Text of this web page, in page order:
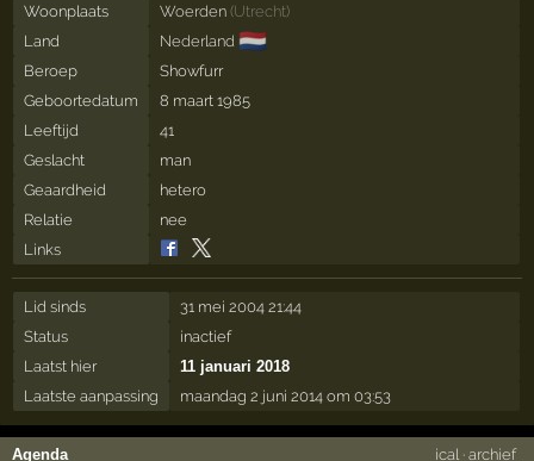
Woonplaats
Woerden (Utrecht)
Land
Nederland 🇳🇱
Beroep
Showfurr
Geboortedatum
8 maart 1985
Leeftijd
41
Geslacht
man
Geaardheid
hetero
Relatie
nee
Links
Lid sinds
31 mei 2004 21:44
Status
inactief
Laatst hier
11 januari 2018
Laatste aanpassing
maandag 2 juni 2014 om 03:53
Agenda ical · archief